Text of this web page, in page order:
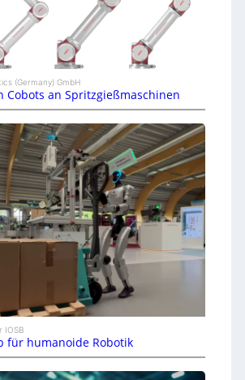
(Germany) GmbH
Cobots an Spritzgießmaschinen
IOSB
für humanoide Robotik